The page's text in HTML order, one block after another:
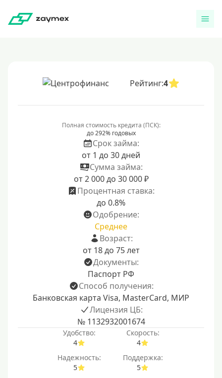
Рейтинг:4
Полная стоимость кредита (ПСК):
до 292% годовых
Срок займа:
от 1 до 30 дней
Сумма займа:
от 2 000 до 30 000 ₽
Процентная ставка:
до 0.8%
Одобрение:
Среднее
Возраст:
от 18 до 75 лет
Документы:
Паспорт РФ
Способ получения:
Банковская карта Visa, MasterCard, МИР
Лицензия ЦБ:
№ 1132932001674
Удобство:
4
Скорость:
4
Надежность:
5
Поддержка:
5